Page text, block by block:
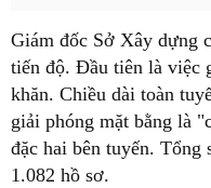
Giám đốc Sở Xây dựng
tiến độ. Đầu tiên là việc
khăn. Chiều dài toàn
giải phóng mặt bằng là
đặc hai bên tuyến. Tổng
1.082 hồ sơ.